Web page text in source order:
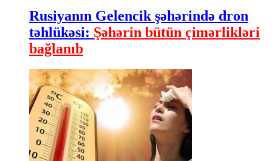
Rusiyanın Gelencik şəhərində dron
təhlükəsi: Şəhərin bütün çimərlikləri
bağlanıb